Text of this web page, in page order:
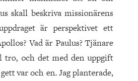
skall beskriva missionärens
är perspektivet ett
Vad är Paulus? Tjänare
tro, och det med den uppgift
var och en. Jag planterade,